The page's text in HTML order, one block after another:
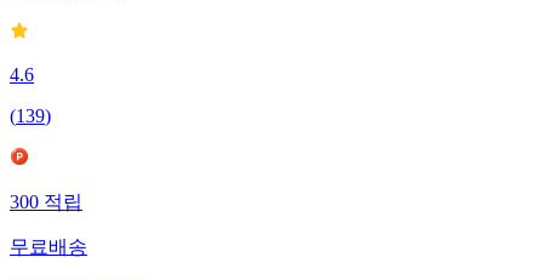
4.6
(139)
300 적립
무료배송